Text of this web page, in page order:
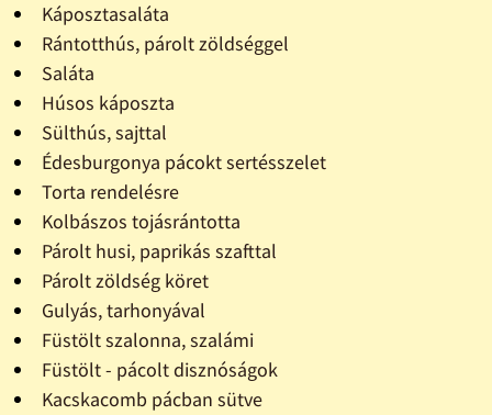
Káposztasaláta
Rántotthús, párolt zöldséggel
Saláta
Húsos káposzta
Sülthús, sajttal
Édesburgonya pácokt sertésszelet
Torta rendelésre
Kolbászos tojásrántotta
Párolt husi, paprikás szafttal
Párolt zöldség köret
Gulyás, tarhonyával
Füstölt szalonna, szalámi
Füstölt - pácolt disznóságok
Kacskacomb pácban sütve